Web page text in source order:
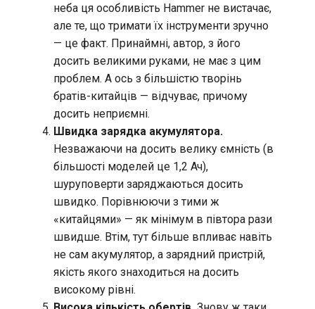
неба ця особливість Hammer не вистачає,
але те, що тримати їх інструменти зручно
— це факт. Принаймні, автор, з його
досить великими руками, не має з цим
проблем. А ось з більшістю творінь
братів-китайців — відчуває, причому
досить неприємні.
Швидка зарядка акумулятора.
Незважаючи на досить велику ємність (в
більшості моделей це 1,2 Ач),
шуруповерти заряджаються досить
швидко. Порівнюючи з тими ж
«китайцями» — як мінімум в півтора рази
швидше. Втім, тут більше впливає навіть
не сам акумулятор, а зарядний пристрій,
якість якого знаходиться на досить
високому рівні.